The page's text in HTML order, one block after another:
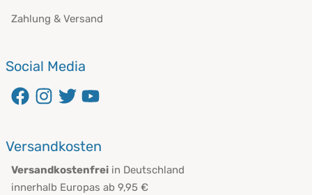
Zahlung & Versand
Social Media
Versandkosten
Versandkostenfrei in Deutschland
innerhalb Europas ab 9,95 €